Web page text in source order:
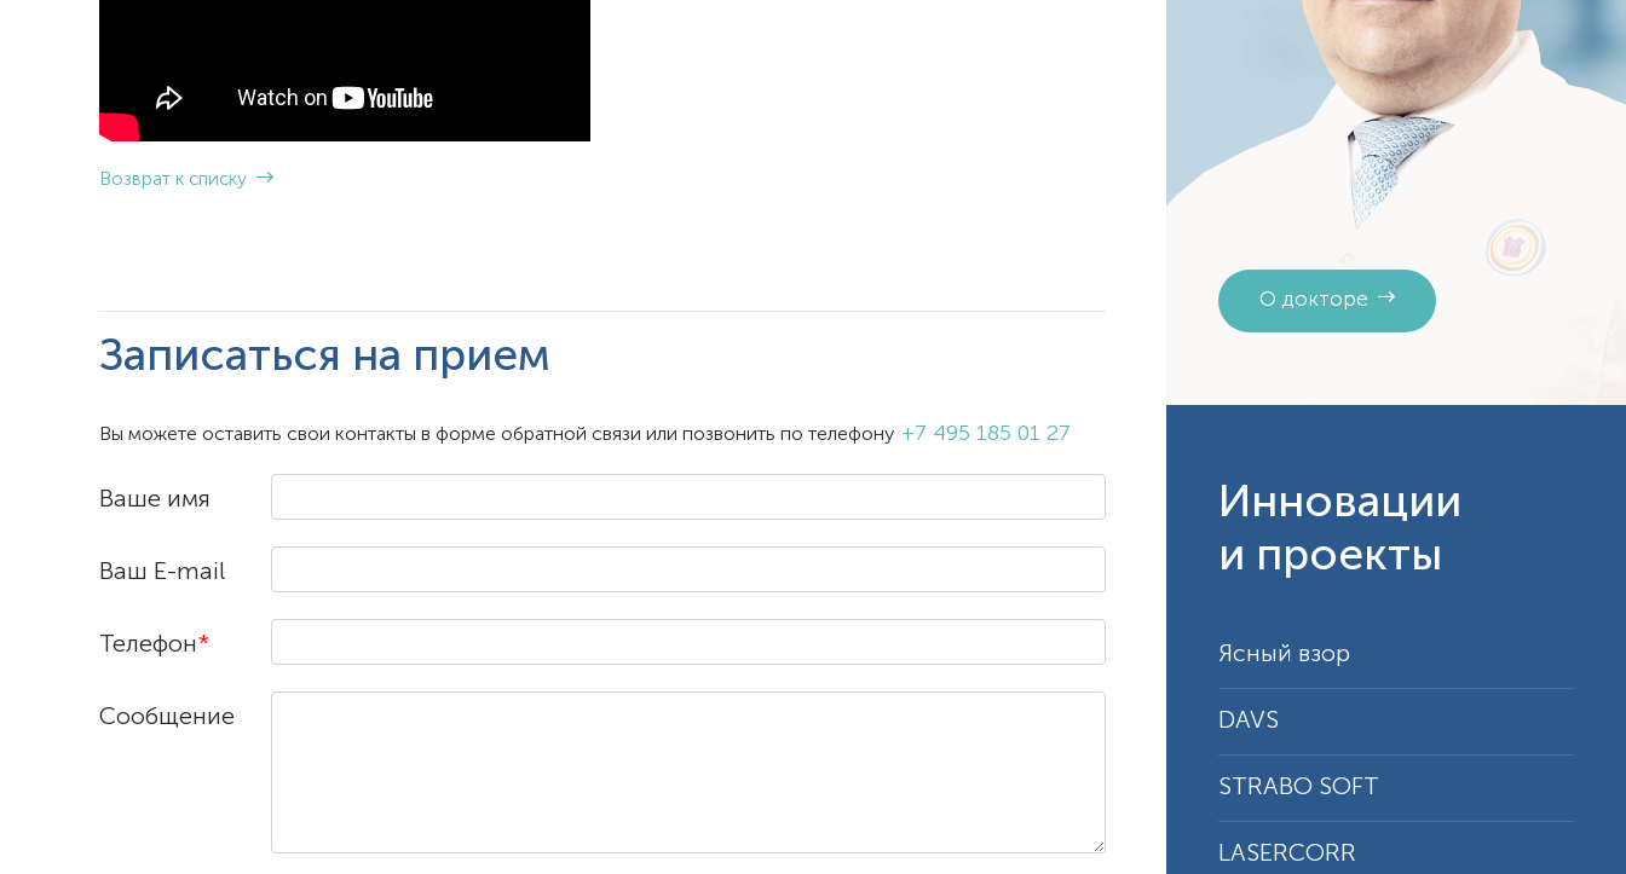
Возврат к списку
Записаться на прием
Вы можете оставить свои контакты в форме обратной связи или позвонить по телефону +7 495 185 01 27
Ваше имя
Ваш E-mail
Телефон*
Сообщение
О докторе
Инновации
и проекты
Ясный взор
DAVS
STRABO SOFT
LASERCORR